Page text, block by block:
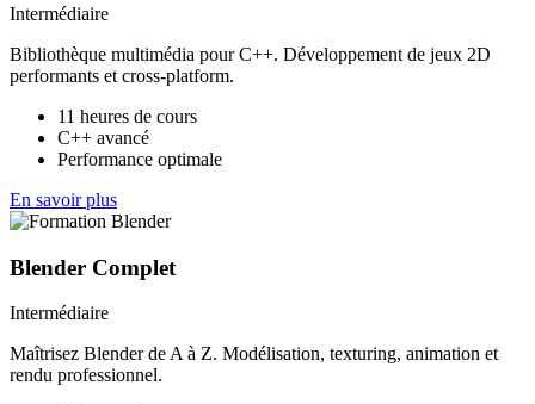
Intermédiaire
Bibliothèque multimédia pour C++. Développement de jeux 2D
performants et cross-platform.
11 heures de cours
C++ avancé
Performance optimale
En savoir plus
Blender Complet
Intermédiaire
Maîtrisez Blender de A à Z. Modélisation, texturing, animation et
rendu professionnel.